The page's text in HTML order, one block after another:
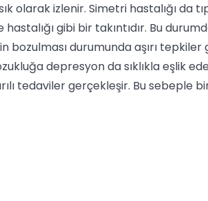
olarak izlenir. Simetri hastalığı da
gibi bir takıntıdır. Bu
bozulması durumunda aşırı
depresyon da sıklıkla eşlik
tedaviler gerçekleşir. Bu sebeple